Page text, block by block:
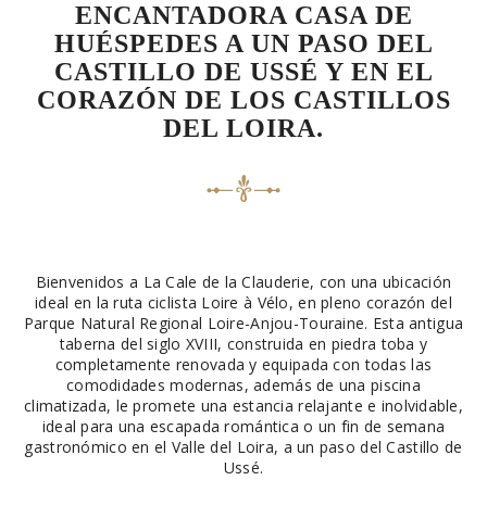
ENCANTADORA CASA DE
HUÉSPEDES A UN PASO DEL
CASTILLO DE USSÉ Y EN EL
CORAZÓN DE LOS CASTILLOS
DEL LOIRA.
Bienvenidos a La Cale de la Clauderie, con una ubicación
ideal en la ruta ciclista Loire à Vélo, en pleno corazón del
Parque Natural Regional Loire-Anjou-Touraine. Esta antigua
taberna del siglo XVIII, construida en piedra toba y
completamente renovada y equipada con todas las
comodidades modernas, además de una piscina
climatizada, le promete una estancia relajante e inolvidable,
ideal para una escapada romántica o un fin de semana
gastronómico en el Valle del Loira, a un paso del Castillo de
Ussé.